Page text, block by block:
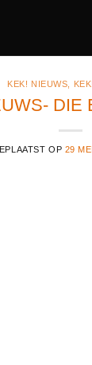
KEK! NIEUWS
DIE
OP 29